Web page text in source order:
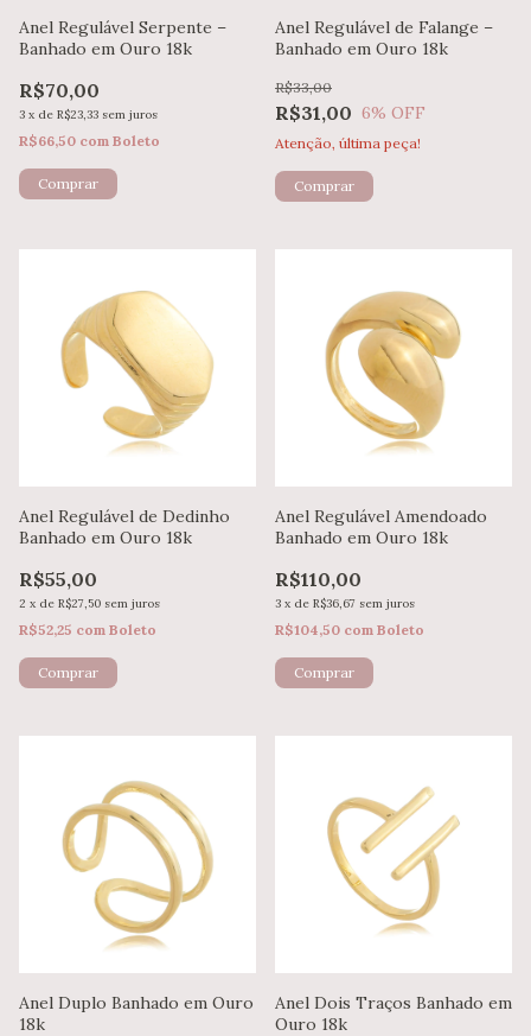
Anel Regulável Serpente –
Banhado em Ouro 18k
R$70,00
3 x de R$23,33 sem juros
R$66,50 com Boleto
Anel Regulável de Falange –
Banhado em Ouro 18k
R$31,00
R$33,00
6% OFF
Atenção, última peça!
Anel Regulável de Dedinho
Banhado em Ouro 18k
R$55,00
2 x de R$27,50 sem juros
R$52,25 com Boleto
Anel Regulável Amendoado
Banhado em Ouro 18k
R$110,00
3 x de R$36,67 sem juros
R$104,50 com Boleto
Anel Duplo Banhado em Ouro
18k
Anel Dois Traços Banhado em
Ouro 18k